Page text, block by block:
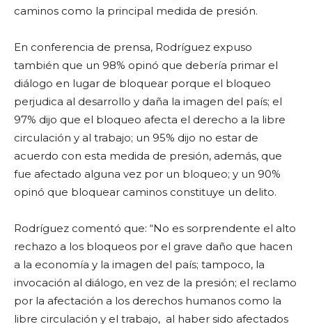
caminos como la principal medida de presión.
En conferencia de prensa, Rodríguez expuso
también que un 98% opinó que debería primar el
diálogo en lugar de bloquear porque el bloqueo
perjudica al desarrollo y daña la imagen del país; el
97% dijo que el bloqueo afecta el derecho a la libre
circulación y al trabajo; un 95% dijo no estar de
acuerdo con esta medida de presión, además, que
fue afectado alguna vez por un bloqueo; y un 90%
opinó que bloquear caminos constituye un delito.
Rodríguez comentó que: “No es sorprendente el alto
rechazo a los bloqueos por el grave daño que hacen
a la economía y la imagen del país; tampoco, la
invocación al diálogo, en vez de la presión; el reclamo
por la afectación a los derechos humanos como la
libre circulación y el trabajo, al haber sido afectados